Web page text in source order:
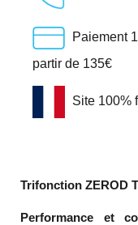
Paiement
partir de 135€
Site 100%
Trifonction ZEROD
Performance et